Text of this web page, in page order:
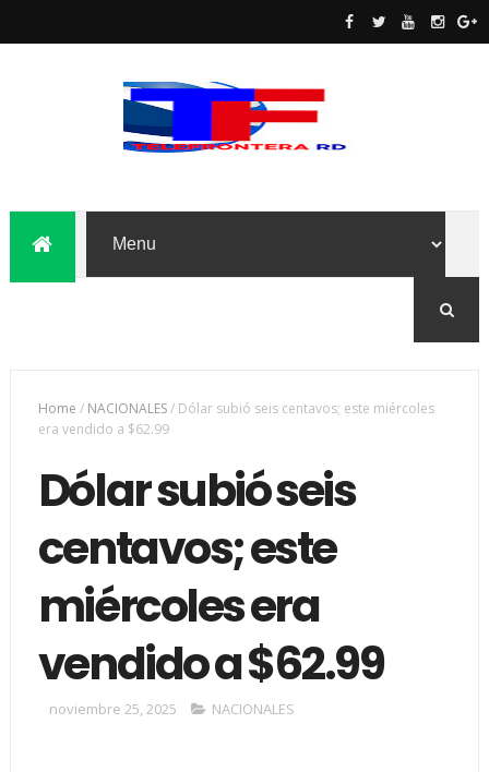
Home / NACIONALES/ Dólar subió seis centavos; este miércoles
era vendido a $62.99
Dólar subió seis
centavos; este
miércoles era
vendido a $62.99
noviembre 25, 2025 NACIONALES